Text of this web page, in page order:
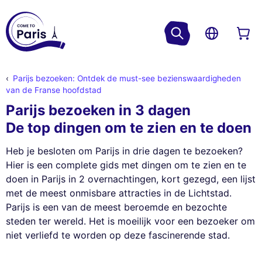
Parijs bezoeken: Ontdek de must-see bezienswaardigheden
van de Franse hoofdstad
Parijs bezoeken in 3 dagen
De top dingen om te zien en te doen
Heb je besloten om Parijs in drie dagen te bezoeken?
Hier is een complete gids met dingen om te zien en te
doen in Parijs in 2 overnachtingen, kort gezegd, een lijst
met de meest onmisbare attracties in de Lichtstad.
Parijs is een van de meest beroemde en bezochte
steden ter wereld. Het is moeilijk voor een bezoeker om
niet verliefd te worden op deze fascinerende stad.